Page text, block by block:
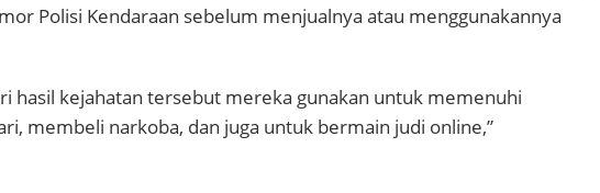
Polisi Kendaraan sebelum menjualnya atau menggunakannya
hasil kejahatan tersebut mereka gunakan untuk memenuhi
membeli narkoba, dan juga untuk bermain judi online,”